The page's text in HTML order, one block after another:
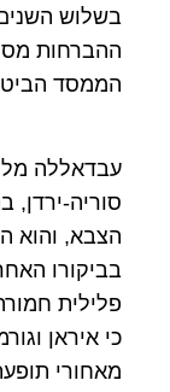
בשלוש
ההברחות
הממסד
עבדאללה
סוריה-ירדן,
הצבא, והוא
בביקורו
פלילית
כי איראן
מאחורי